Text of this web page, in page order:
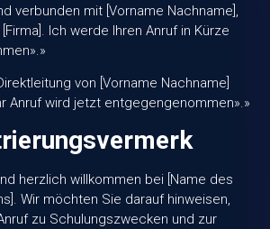
verbunden mit [Vorname Nachname],
[Firma]. Ich werde Ihren Anruf in Kürze
von [Vorname Nachname]
Anruf wird jetzt entgegengenommen».»
herzlich willkommen bei [Name des
Wir möchten Sie darauf hinweisen,
zu Schulungszwecken und zur